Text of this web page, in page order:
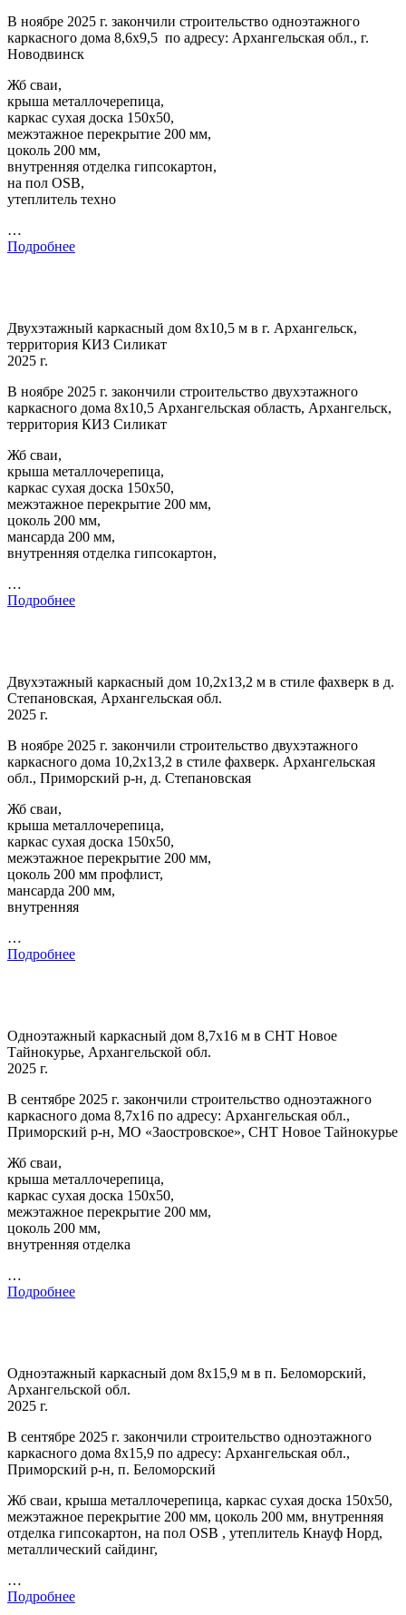
В ноябре 2025 г. закончили строительство одноэтажного
каркасного дома 8,6х9,5 по адресу: Архангельская обл., г.
Новодвинск
Жб сваи,
крыша металлочерепица,
каркас сухая доска 150х50,
межэтажное перекрытие 200 мм,
цоколь 200 мм,
внутренняя отделка гипсокартон,
на пол OSB,
утеплитель техно
…
Подробнее
Двухэтажный каркасный дом 8х10,5 м в г. Архангельск,
территория КИЗ Силикат
2025 г.
В ноябре 2025 г. закончили строительство двухэтажного
каркасного дома 8х10,5 Архангельская область, Архангельск,
территория КИЗ Силикат
Жб сваи,
крыша металлочерепица,
каркас сухая доска 150х50,
межэтажное перекрытие 200 мм,
цоколь 200 мм,
мансарда 200 мм,
внутренняя отделка гипсокартон,
…
Подробнее
Двухэтажный каркасный дом 10,2х13,2 м в стиле фахверк в д.
Степановская, Архангельская обл.
2025 г.
В ноябре 2025 г. закончили строительство двухэтажного
каркасного дома 10,2х13,2 в стиле фахверк. Архангельская
обл., Приморский р-н, д. Степановская
Жб сваи,
крыша металлочерепица,
каркас сухая доска 150х50,
межэтажное перекрытие 200 мм,
цоколь 200 мм профлист,
мансарда 200 мм,
внутренняя
…
Подробнее
Одноэтажный каркасный дом 8,7х16 м в СНТ Новое
Тайнокурье, Архангельской обл.
2025 г.
В сентябре 2025 г. закончили строительство одноэтажного
каркасного дома 8,7х16 по адресу: Архангельская обл.,
Приморский р-н, МО «Заостровское», СНТ Новое Тайнокурье
Жб сваи,
крыша металлочерепица,
каркас сухая доска 150х50,
межэтажное перекрытие 200 мм,
цоколь 200 мм,
внутренняя отделка
…
Подробнее
Одноэтажный каркасный дом 8х15,9 м в п. Беломорский,
Архангельской обл.
2025 г.
В сентябре 2025 г. закончили строительство одноэтажного
каркасного дома 8х15,9 по адресу: Архангельская обл.,
Приморский р-н, п. Беломорский
Жб сваи, крыша металлочерепица, каркас сухая доска 150х50,
межэтажное перекрытие 200 мм, цоколь 200 мм, внутренняя
отделка гипсокартон, на пол OSB , утеплитель Кнауф Норд,
металлический сайдинг,
…
Подробнее